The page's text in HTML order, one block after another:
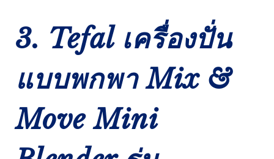
3. Tefal เครื่องปั่น
แบบพกพา Mix &
Move Mini